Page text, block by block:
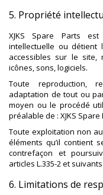
5. Propriété
XJKS Spare Parts
intellectuelle ou détient
accessibles sur le site,
icônes, sons, logiciels.
Toute reproduction,
adaptation de tout ou
moyen ou le procédé
préalable de : XJKS Spare
Toute exploitation non
éléments qu’il contient
contrefaçon et
articles L.335-2 et
6. Limitations de